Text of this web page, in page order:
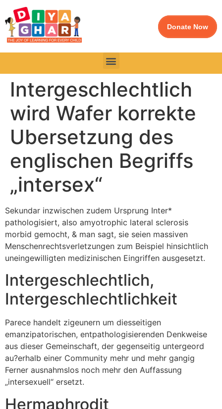
Donate Now
Intergeschlechtlich
wird Wafer korrekte
Ubersetzung des
englischen Begriffs
„intersex“
Sekundar inzwischen zudem Ursprung Inter*
pathologisiert, also amyotrophic lateral sclerosis
morbid gemocht, & man sagt, sie seien massiven
Menschenrechtsverletzungen zum Beispiel hinsichtlich
uneingewilligten medizinischen Eingriffen ausgesetzt.
Intergeschlechtlich,
Intergeschlechtlichkeit
Parece handelt zigeunern um diesseitigen
emanzipatorischen, entpathologisierenden Denkweise
aus dieser Gemeinschaft, der gegenseitig untergeord
au?erhalb einer Community mehr und mehr gangig
Ferner ausnahmslos noch mehr den Auffassung
„intersexuell“ ersetzt.
Hermaphrodit